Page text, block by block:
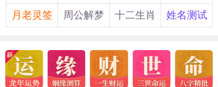
事业运指数：★★★☆☆
虽说命中有着多颗命星入住，但戌
狗的事业运表现并不算特别糟糕，尤其
月老灵签
周公解梦 十二生肖 姓名测试